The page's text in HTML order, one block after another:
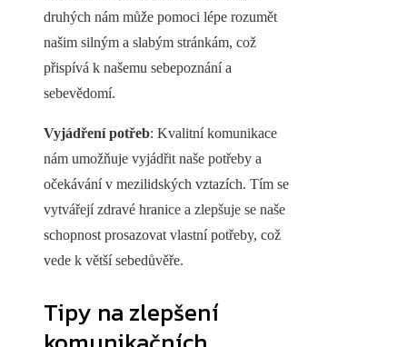
druhých nám může pomoci lépe rozumět
našim silným a slabým stránkám, což
přispívá k našemu sebepoznání a
sebevědomí.
Vyjádření potřeb: Kvalitní komunikace
nám umožňuje vyjádřit naše potřeby a
očekávání v mezilidských vztazích. Tím se
vytvářejí zdravé hranice a zlepšuje se naše
schopnost prosazovat vlastní potřeby, což
vede k větší sebedůvěře.
Tipy na zlepšení